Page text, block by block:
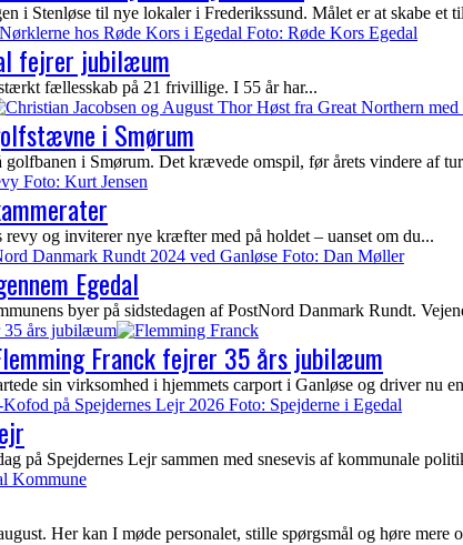
i Stenløse til nye lokaler i Frederikssund. Målet er at skabe et
fejrer jubilæum
fællesskab på 21 frivillige. I 55 år har...
i Smørum
i Smørum. Det krævede omspil, før årets vindere af
og inviterer nye kræfter med på holdet – uanset om du...
Egedal
byer på sidstedagen af PostNord Danmark Rundt.
35 års jubilæum
Franck fejrer 35 års jubilæum
sin virksomhed i hjemmets carport i Ganløse og driver nu
på Spejdernes Lejr sammen med snesevis af kommunale
Her kan I møde personalet, stille spørgsmål og høre mere